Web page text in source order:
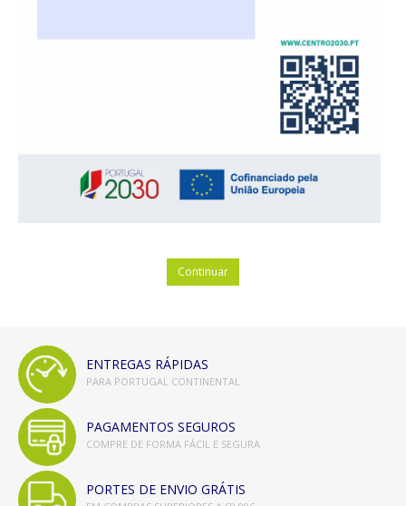
MALAS DE VIAGEM
ARRUMAÇÃO, ORGANIZAÇÃO...
MOBILIÁRIO EM ESPUMA
EXTERIOR
EXPRESSÃO FÍSICA / ARTÍSTICA
Continuar
ENTREGAS RÁPIDAS
PARA PORTUGAL CONTINENTAL
PAGAMENTOS SEGUROS
COMPRE DE FORMA FÁCIL E SEGURA
PORTES DE ENVIO GRÁTIS